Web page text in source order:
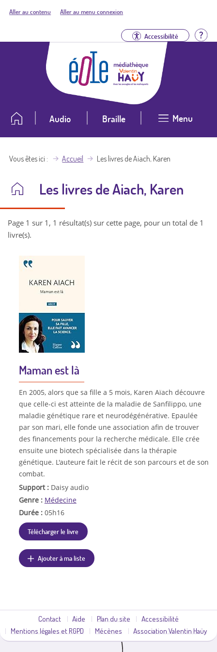
Aller au contenu Aller au menu connexion
Accessibilité
Audio Braille Menu
Vous êtes ici Accueil Les livres de Aiach, Karen
Les livres de Aiach, Karen
Page 1 sur 1, 1 résultat(s) sur cette page, pour un total de 1
livre(s).
Maman est là
En 2005, alors que sa fille a 5 mois, Karen Aïach découvre
que celle-ci est atteinte de la maladie de Sanfilippo, une
maladie génétique rare et neurodégénérative. Epaulée
par son mari, elle fonde une association afin de trouver
des financements pour la recherche médicale. Elle crée
ensuite une biotech spécialisée dans la thérapie
génétique. L'auteure fait le récit de son parcours et de son
combat.
Support : Daisy audio
Genre : Médecine
Durée : 05h16
Télécharger le livre
Ajouter à ma liste
Contact Aide Plan du site
Accessibilité
Mentions légales et RGPD
Mécènes Association Valentin Haüy